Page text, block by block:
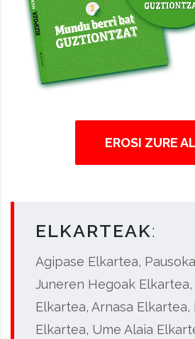
EROSI ZURE
ELKARTEAK:
Agipase Elkartea,
Juneren Hegoak
Elkartea, Arnasa Elkartea,
Elkartea, Ume Alaia